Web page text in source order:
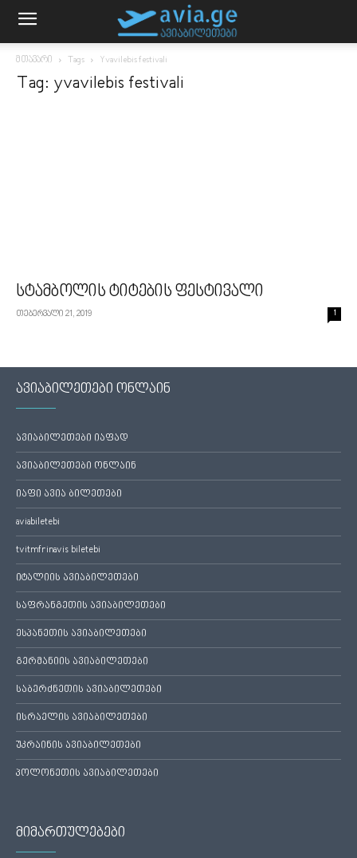
მთავარი Tags Yvavilebis festivali
Tag: yvavilebis festivali
სტამბოლის ტიტების ფესტივალი
თებერვალი 21, 2019 1
ავიაბილეთები ონლაინ
ავიაბილეთები იაფად
ავიაბილეთები ონლაინ
იაფი ავია ბილეთები
aviabiletebi
tvitmfrinavis biletebi
იტალიის ავიაბილეთები
საფრანგეთის ავიაბილეთები
ესპანეთის ავიაბილეთები
გერმანიის ავიაბილეთები
საბერძნეთის ავიაბილეთები
ისრაელის ავიაბილეთები
უკრაინის ავიაბილეთები
პოლონეთის ავიაბილეთები
მიმართულებები